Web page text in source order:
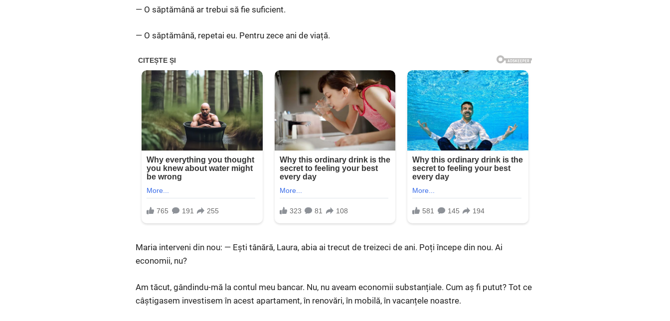
— O săptămână ar trebui să fie suficient.
— O săptămână, repetai eu. Pentru zece ani de viață.
Maria interveni din nou: — Ești tânără, Laura, abia ai trecut de treizeci de ani. Poți începe din nou. Ai
economii, nu?
Am tăcut, gândindu-mă la contul meu bancar. Nu, nu aveam economii substanțiale. Cum aș fi putut? Tot ce
câștigasem investisem în acest apartament, în renovări, în mobilă, în vacanțele noastre.